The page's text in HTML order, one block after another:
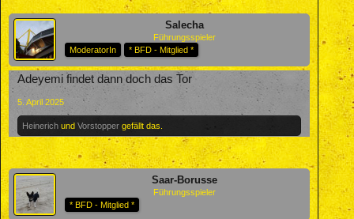
Salecha
Führungsspieler
ModeratorIn
* BFD - Mitglied *
Adeyemi findet dann doch das Tor
5. April 2025
Heinerich und Vorstopper gefällt das.
Saar-Borusse
Führungsspieler
* BFD - Mitglied *